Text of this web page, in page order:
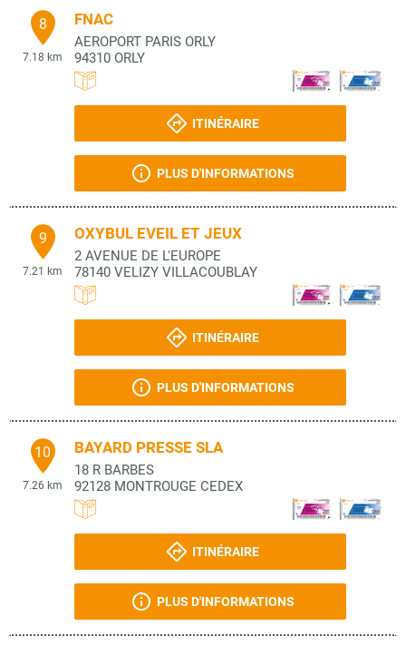
8
7.18 km
FNAC
AEROPORT PARIS ORLY
94310 ORLY
ITINÉRAIRE
PLUS D'INFORMATIONS
9
7.21 km
OXYBUL EVEIL ET JEUX
2 AVENUE DE L'EUROPE
78140 VELIZY VILLACOUBLAY
ITINÉRAIRE
PLUS D'INFORMATIONS
10
7.26 km
BAYARD PRESSE SLA
18 R BARBES
92128 MONTROUGE CEDEX
ITINÉRAIRE
PLUS D'INFORMATIONS